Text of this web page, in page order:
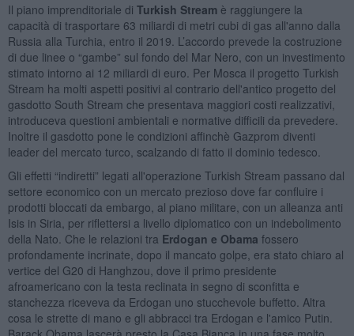
Il piano imprenditoriale di Turkish Streamè raggiungere la
capacità di trasportare 63 miliardi di metri cubi di gas all'anno dalla
Russia alla Turchia, entro il 2019. L’accordo prevede la costruzione
di due linee o “gambe” sul fondo del Mar Nero, con un investimento
stimato intorno ai 12 miliardi di euro. Per Mosca il progetto Turkish
Stream ha molti aspetti positivi al contrario dell'antico progetto del
gasdotto South Stream che presentava maggiori costi realizzativi,
introduceva questioni ambientali e normative difficili da prevedere.
Inoltre il gasdotto pone le condizioni affinchè Gazprom diventi
leader del mercato turco, scalzando di fatto il dominio tedesco.
Gli effetti “indiretti” legati all'operazione Turkish Stream passano dal
settore economico con un mercato prezioso dove far confluire i
prodotti bloccati da embargo, al piano militare, con un alleanza anti
Isis in Siria, per riflettersi a livello diplomatico con un indebolimento
della Nato. Che le relazioni tra Erdogan e Obama fossero
profondamente incrinate, dopo il mancato golpe, era stato chiaro al
vertice del G20 di Hanghzou, dove il primo presidente
afroamericano con la testa reclinata in segno di sconfitta e
stanchezza riceveva da Erdogan uno stucchevole buffetto. Altra
cosa le strette di mano e gli abbracci tra Erdogan e l'amico Putin.